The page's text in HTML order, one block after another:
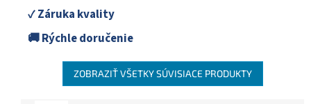
✓ Záruka kvality
🚚 Rýchle doručenie
ZOBRAZIŤ VŠETKY SÚVISIACE PRODUKTY